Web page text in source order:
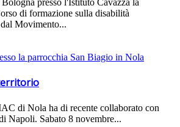
presso l'Istituto Cavazza la
di formazione sulla disabilità
Movimento...
di Nola ha di recente collaborato con
Napoli. Sabato 8 novembre...